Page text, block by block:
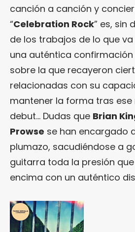
canción a canción y
“Celebration Rock” es, sin
de los trabajos de lo que
una auténtica
sobre la que recayeron
relacionadas con su
mantener la forma tras
debut… Dudas que Brian
Prowse se han encargado
plumazo, sacudiéndose a
guitarra toda la presión
encima con un auténtico